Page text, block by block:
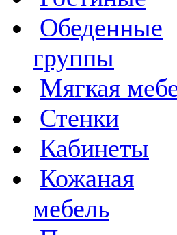
Обеденные
группы
Мягкая
Стенки
Кабинеты
Кожаная
мебель